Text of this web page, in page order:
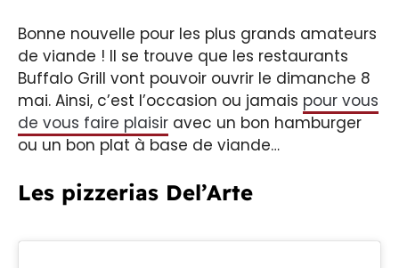
Bonne nouvelle pour les plus grands amateurs
de viande ! Il se trouve que les restaurants
Buffalo Grill vont pouvoir ouvrir le dimanche 8
mai. Ainsi, c’est l’occasion ou jamais pour vous
de vous faire plaisir avec un bon hamburger
ou un bon plat à base de viande…
Les pizzerias Del’Arte